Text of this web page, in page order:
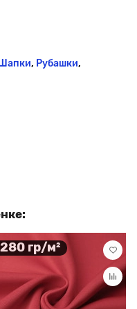
Шапки, Рубашки,
280 гр/м²